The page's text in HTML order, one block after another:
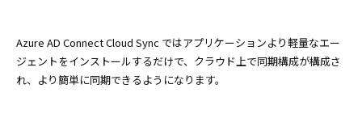
Azure AD Connect Cloud Sync ではアプリケーションより軽量なエー
ジェントをインストールするだけで、クラウド上で同期構成が構成さ
れ、より簡単に同期できるようになります。